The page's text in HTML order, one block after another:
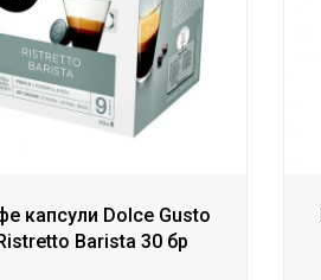
капсули Dolce Gusto
Barista 30 бр